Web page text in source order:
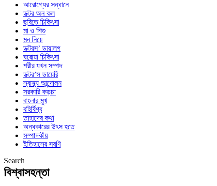
আরোগ্যের সন্ধানে
ডক্টর অন কল
ছবিতে চিকিৎসা
মা ও শিশু
মন নিয়ে
ডক্টরস’ ডায়ালগ
ঘরোয়া চিকিৎসা
শরীর যখন সম্পদ
ডক্টর’স ডায়েরি
স্বাস্থ্য আন্দোলন
সরকারি কড়চা
বাংলার মুখ
বহির্বিশ্ব
তাহাদের কথা
অন্ধকারের উৎস হতে
সম্পাদকীয়
ইতিহাসের সরণি
Search
বিশ্বাসহন্তা